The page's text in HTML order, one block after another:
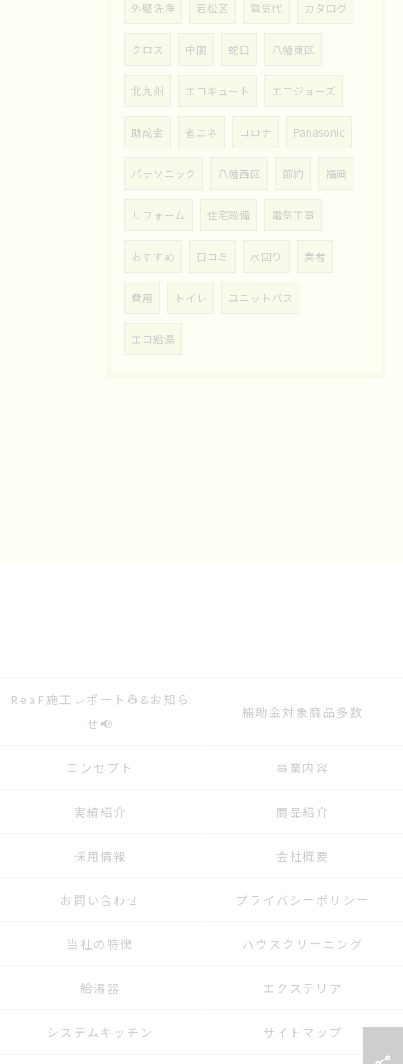
外壁洗浄 若松区 電気代 カタログ
クロス 中間 蛇口 八幡東区
北九州 エコキュート エコジョーズ
助成金 省エネ コロナ Panasonic
パナソニック 八幡西区 節約 福岡
リフォーム 住宅設備 電気工事
おすすめ 口コミ 水回り 業者
費用 トイレ ユニットバス
エコ給湯
ReaF施工レポート👷&お知ら
せ📢
補助金対象商品多数
コンセプト 事業内容
実績紹介 商品紹介
採用情報 会社概要
お問い合わせ プライバシーポリシー
当社の特徴 ハウスクリーニング
給湯器 エクステリア
システムキッチン サイトマップ